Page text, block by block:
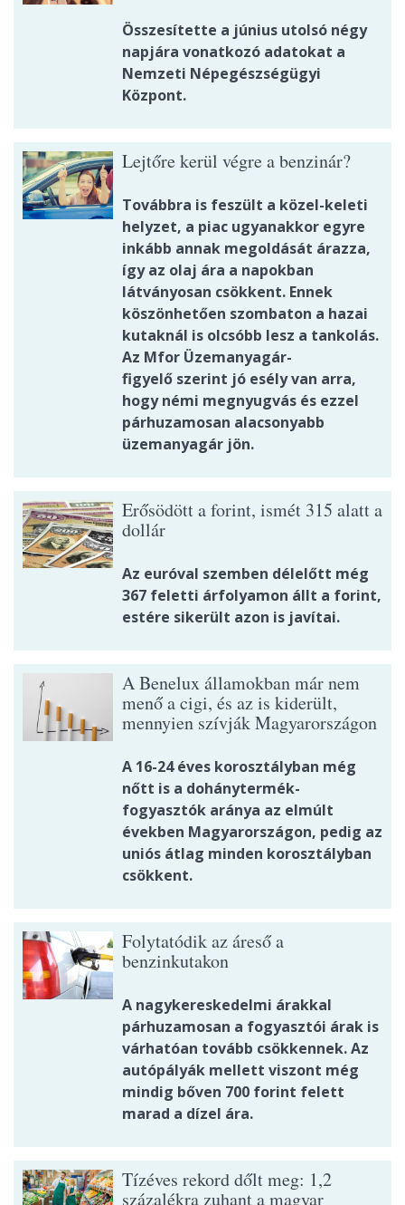
Összesítette a június utolsó négy
napjára vonatkozó adatokat a
Nemzeti Népegészségügyi
Központ.
Lejtőre kerül végre a benzinár?
Továbbra is feszült a közel-keleti
helyzet, a piac ugyanakkor egyre
inkább annak megoldását árazza,
így az olaj ára a napokban
látványosan csökkent. Ennek
köszönhetően szombaton a hazai
kutaknál is olcsóbb lesz a tankolás.
Az Mfor Üzemanyagár-
figyelő szerint jó esély van arra,
hogy némi megnyugvás és ezzel
párhuzamosan alacsonyabb
üzemanyagár jön.
Erősödött a forint, ismét 315 alatt a
dollár
Az euróval szemben délelőtt még
367 feletti árfolyamon állt a forint,
estére sikerült azon is javítai.
A Benelux államokban már nem
menő a cigi, és az is kiderült,
mennyien szívják Magyarországon
A 16-24 éves korosztályban még
nőtt is a dohánytermék-
fogyasztók aránya az elmúlt
években Magyarországon, pedig az
uniós átlag minden korosztályban
csökkent.
Folytatódik az áreső a
benzinkutakon
A nagykereskedelmi árakkal
párhuzamosan a fogyasztói árak is
várhatóan tovább csökkennek. Az
autópályák mellett viszont még
mindig bőven 700 forint felett
marad a dízel ára.
Tízéves rekord dőlt meg: 1,2
százalékra zuhant a magyar